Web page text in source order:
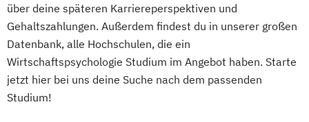
über deine späteren Karriereperspektiven und
Gehaltszahlungen. Außerdem findest du in unserer großen
Datenbank, alle Hochschulen, die ein
Wirtschaftspsychologie Studium im Angebot haben. Starte
jetzt hier bei uns deine Suche nach dem passenden
Studium!